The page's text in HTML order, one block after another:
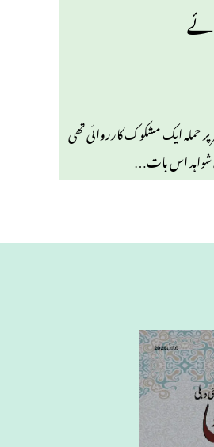
حملہ ایک مشکوک کارروائی تھی
شواہد اس بات…